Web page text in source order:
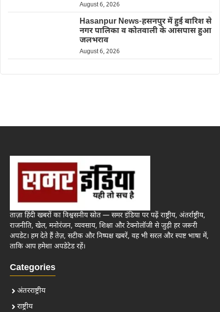
August 6, 2026
Hasanpur News-हसनपुर में हुई बारिश से
नगर पालिका व कोतवाली के आसपास हुआ
जलभराव
August 6, 2026
ताज़ा हिंदी खबरों का विश्वसनीय स्रोत — समर इंडिया पर पढ़ें राष्ट्रीय, अंतर्राष्ट्रीय,
राजनीति, खेल, मनोरंजन, व्यवसाय, शिक्षा और टेक्नोलॉजी से जुड़ी हर जरूरी
अपडेट। हम देते हैं तेज़, सटीक और निष्पक्ष खबरें, वह भी सरल और स्पष्ट भाषा में,
ताकि आप हमेशा अपडेटेड रहें।
Categories
अंतरराष्ट्रीय
राष्ट्रीय